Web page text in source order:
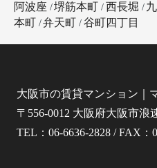
阿波座
堺筋本町 西長堀
本町
弁天町 谷町四丁目
大阪市の賃貸マンション｜
〒556-0012 大阪府大阪市浪
TEL：06-6636-2828 / FAX：